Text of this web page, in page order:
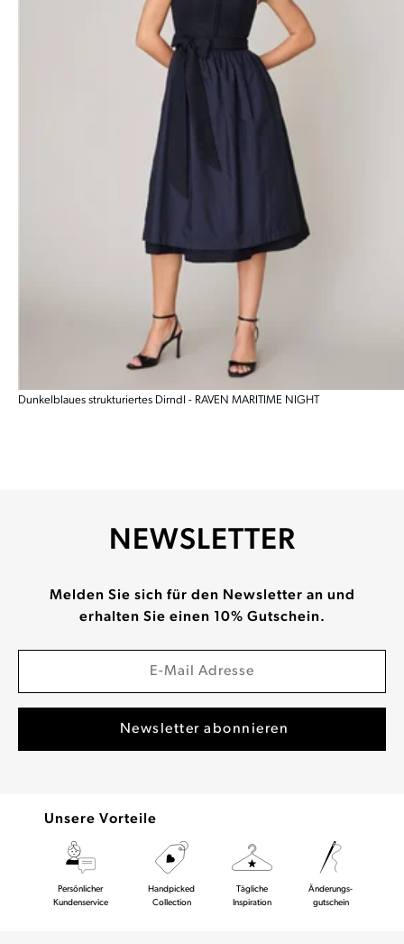
Dunkelblaues strukturiertes Dirndl - RAVEN MARITIME NIGHT
NEWSLETTER
Melden Sie sich für den Newsletter an und
erhalten Sie einen 10% Gutschein.
Unsere Vorteile
Persönlicher
Kundenservice
Handpicked
Collection
Tägliche
Inspiration
Änderungs-
gutschein